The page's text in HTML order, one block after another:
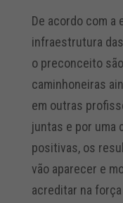
De acordo com a
infraestrutura
o preconceito
caminhoneiras
em outras
juntas e por uma
positivas, os
vão aparecer e
acreditar na